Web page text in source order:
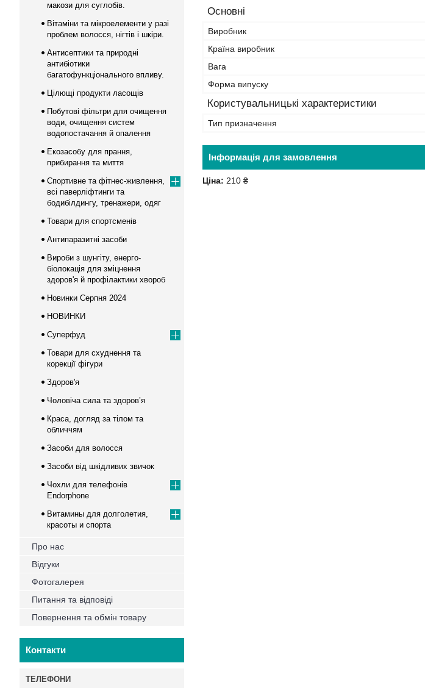
Основні
Виробник
Країна виробник
Вага
Форма випуску
Користувальницькі характеристики
Тип призначення
Інформація для замовлення
Ціна: 210 ₴
макози для суглобів.
Вітаміни та мікроелементи у разі
проблем волосся, нігтів і шкіри.
Антисептики та природні
антибіотики
багатофункціонального впливу.
Цілющі продукти ласощів
Побутові фільтри для очищення
води, очищення систем
водопостачання й опалення
Екозасобу для прання,
прибирання та миття
Спортивне та фітнес-живлення,
всі паверліфтинги та
бодибілдингу, тренажери, одяг
Товари для спортсменів
Антипаразитні засоби
Вироби з шунгіту, енерго-
біолокація для зміцнення
здоров'я й профілактики хвороб
Новинки Серпня 2024
НОВИНКИ
Суперфуд
Товари для схуднення та
корекції фігури
Здоров'я
Чоловіча сила та здоров’я
Краса, догляд за тілом та
обличчям
Засоби для волосся
Засоби від шкідливих звичок
Чохли для телефонів
Endorphone
Витамины для долголетия,
красоты и спорта
Про нас
Відгуки
Фотогалерея
Питання та відповіді
Повернення та обмін товару
Контакти